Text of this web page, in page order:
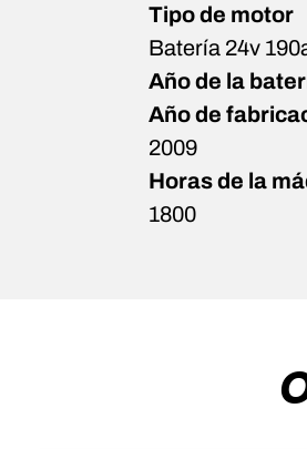
Tipo de motor
Batería 24v
Año de la
Año de
2009
Horas de la
1800